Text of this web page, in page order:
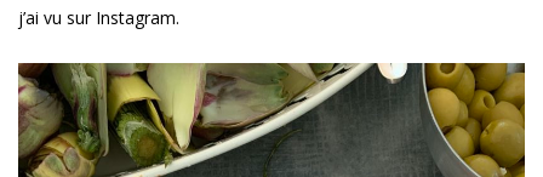
j’ai vu sur Instagram.